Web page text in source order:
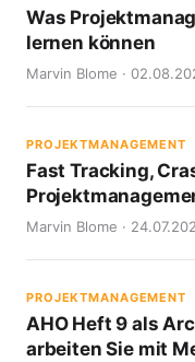
Was
lernen können
Marvin Blome ·
PROJEKTMANAGEMENT
Fast Tracking,
Marvin Blome ·
PROJEKTMANAGEMENT
AHO Heft 9 als
arbeiten Sie mit